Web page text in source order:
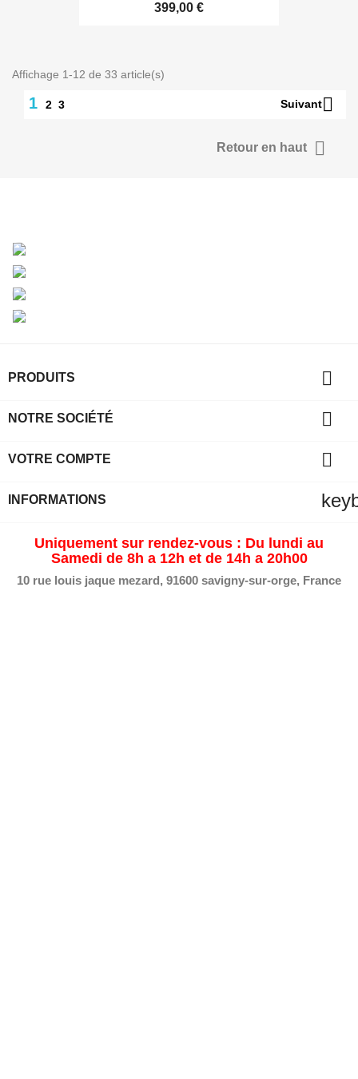
399,00 €
Affichage 1-12 de 33 article(s)
1 2 3 Suivant
Retour en haut 
PRODUITS 
NOTRE SOCIÉTÉ 
VOTRE COMPTE 
INFORMATIONS
Uniquement sur rendez-vous : Du lundi au
Samedi de 8h a 12h et de 14h a 20h00
10 rue louis jaque mezard, 91600 savigny-sur-orge, France